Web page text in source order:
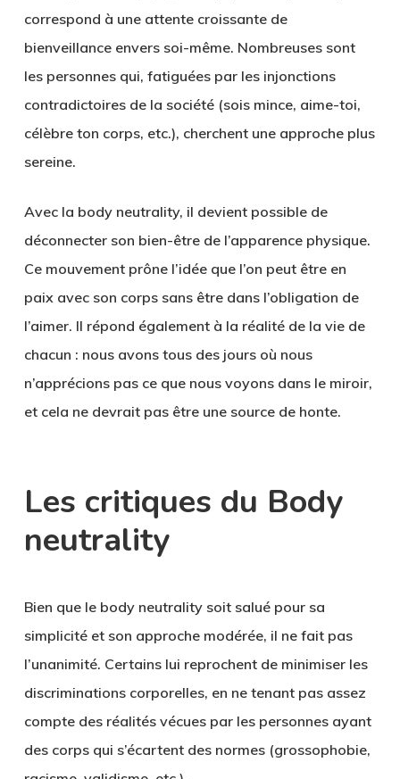
correspond à une attente croissante de
bienveillanceenvers soi-même. Nombreuses sont
les personnes qui, fatiguées par les injonctions
contradictoires de la société (sois mince, aime-toi,
célèbre ton corps, etc.), cherchent une approche plus
sereine.
Avec la body neutrality, il devient possible de
déconnecter son bien-être de l’apparence physique.
Ce mouvement prône l’idée que l’on peut être en
paix avec son corps sans être dans l’obligation de
l’aimer. Il répond également à la réalité de la vie de
chacun : nous avons tous des jours où nous
n’apprécions pas ce que nous voyons dans le miroir,
et cela ne devrait pas être une source de honte.
Les critiques du Body
neutrality
Bien que le body neutrality soit salué pour sa
simplicitéet son approche modérée, il ne fait pas
l’unanimité. Certains lui reprochent de minimiserles
discriminations corporelles, en ne tenant pas assez
compte des réalités vécues par les personnes ayant
des corps qui s’écartent des normes (grossophobie,